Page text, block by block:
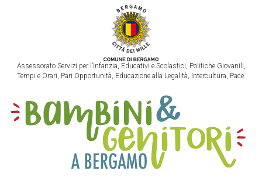
Assessorato Servizi per l’Infanzia, Educativi e Scolastici, Politiche Giovanili,
Tempi e Orari, Pari Opportunità, Educazione alla Legalità, Intercultura, Pace.